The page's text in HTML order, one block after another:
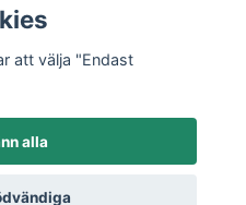
Powered by Quickbutik
att välja "Endast
alla